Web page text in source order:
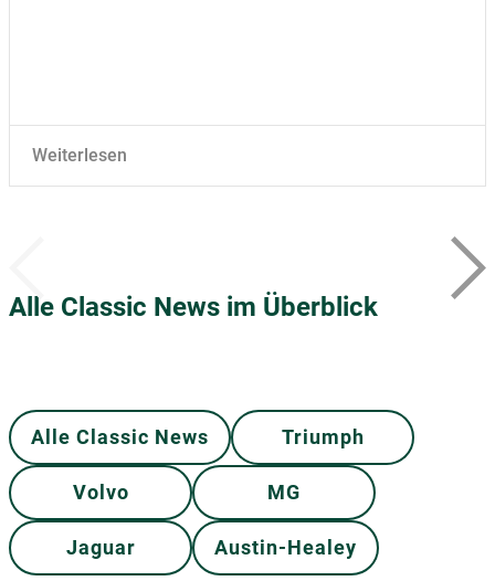
Weiterlesen
Alle Classic News im Überblick
Alle Classic News Triumph
Volvo MG
Jaguar Austin-Healey